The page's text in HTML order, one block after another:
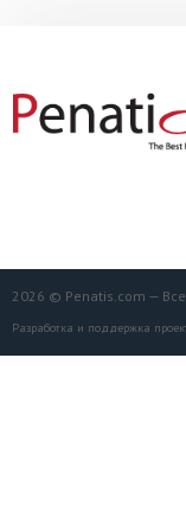
2026 © Penatis.com —
Разработка и поддержка